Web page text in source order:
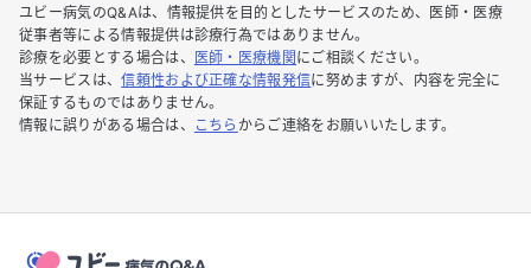
ユビー病気のQ&Aは、情報提供を目的としたサービスのため、医師・医療
従事者等による情報提供は診療行為ではありません。
診療を必要とする場合は、
医師・医療機関 にご相談ください。
当サービスは、信頼性および正確な情報発信に努めますが、内容を完全に
保証するものではありません。
情報に誤りがある場合は、
こちら からご連絡をお願いいたします。